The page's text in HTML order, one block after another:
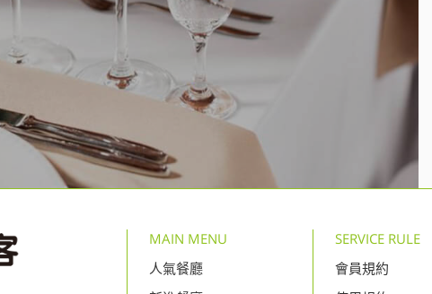
MAIN MENU
人氣餐廳
SERVICE RULE
會員規約